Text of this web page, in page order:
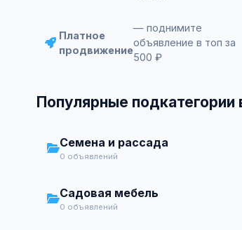
Платное
продвижение
— поднимите
объявление в топ за
500 ₽
Популярные
Семена и рассада
0 объявлений
Садовая мебель
0 объявлений